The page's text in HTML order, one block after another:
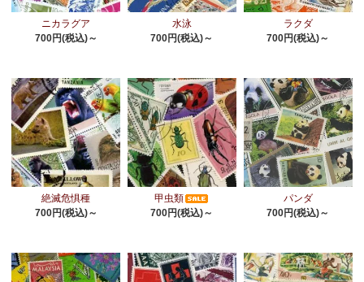
ニカラグア
700円(税込)～
水泳
700円(税込)～
ラクダ
700円(税込)～
絶滅危惧種
700円(税込)～
甲虫類
700円(税込)～
パンダ
700円(税込)～